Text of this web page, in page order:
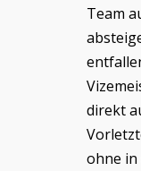
Team
direkt
ohne in